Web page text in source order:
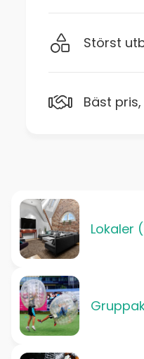
Störst
Bäst
Lokaler